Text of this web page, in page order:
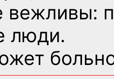
вежливы:
люди.